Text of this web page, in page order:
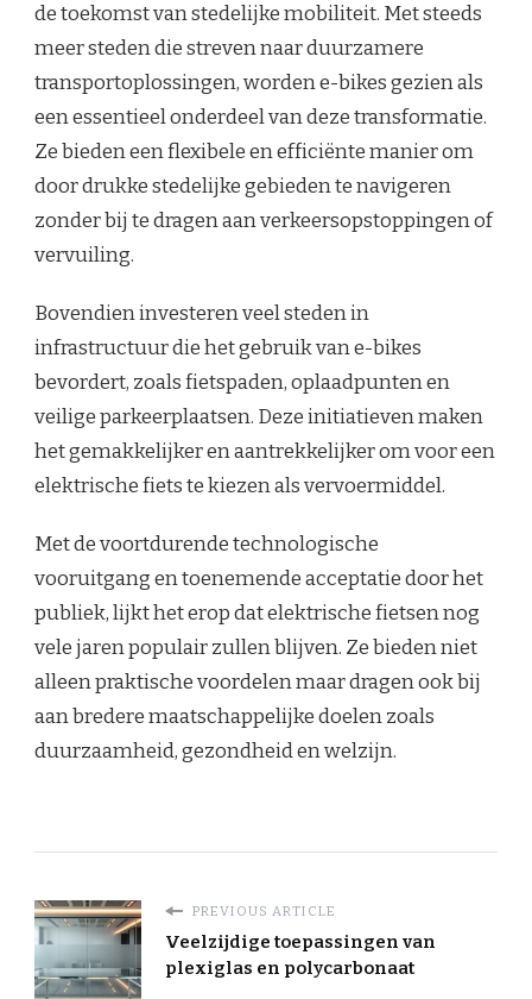
de toekomst van stedelijke mobiliteit. Met steeds
meer steden die streven naar duurzamere
transportoplossingen, worden e-bikes gezien als
een essentieel onderdeel van deze transformatie.
Ze bieden een flexibele en efficiënte manier om
door drukke stedelijke gebieden te navigeren
zonder bij te dragen aan verkeersopstoppingen of
vervuiling.
Bovendien investeren veel steden in
infrastructuur die het gebruik van e-bikes
bevordert, zoals fietspaden, oplaadpunten en
veilige parkeerplaatsen. Deze initiatieven maken
het gemakkelijker en aantrekkelijker om voor een
elektrische fiets te kiezen als vervoermiddel.
Met de voortdurende technologische
vooruitgang en toenemende acceptatie door het
publiek, lijkt het erop dat elektrische fietsen nog
vele jaren populair zullen blijven. Ze bieden niet
alleen praktische voordelen maar dragen ook bij
aan bredere maatschappelijke doelen zoals
duurzaamheid, gezondheid en welzijn.
PREVIOUS ARTICLE
Veelzijdige toepassingen van
plexiglas en polycarbonaat